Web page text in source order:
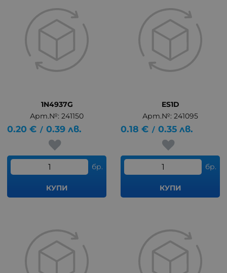
1N4937G
Арт.№: 241150
0.20 € / 0.39 лв.
бр.
КУПИ
ES1D
Арт.№: 241095
0.18 € / 0.35 лв.
бр.
КУПИ